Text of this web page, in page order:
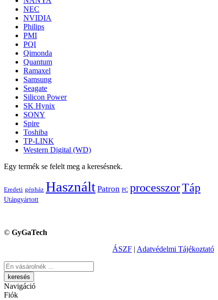
NEC
NVIDIA
Philips
PMI
PQI
Qimonda
Quantum
Ramaxel
Samsung
Seagate
Silicon Power
SK Hynix
SONY
Spire
Toshiba
TP-LINK
Western Digital (WD)
Egy termék se felelt meg a keresésnek.
Eredeti gépház Használt Patron PC processzorTáp
Utángyártott
© GyGaTech
ÁSZF | Adatvédelmi Tájékoztató
Keresés
Navigáció
Fiók